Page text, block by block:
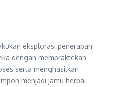
eksplorasi penerapan
dengan mempraktekan
serta menghasilkan
menjadi jamu herbal